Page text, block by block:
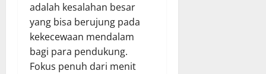
adalah kesalahan besar
yang bisa berujung pada
kekecewaan mendalam
bagi para pendukung.
Fokus penuh dari menit